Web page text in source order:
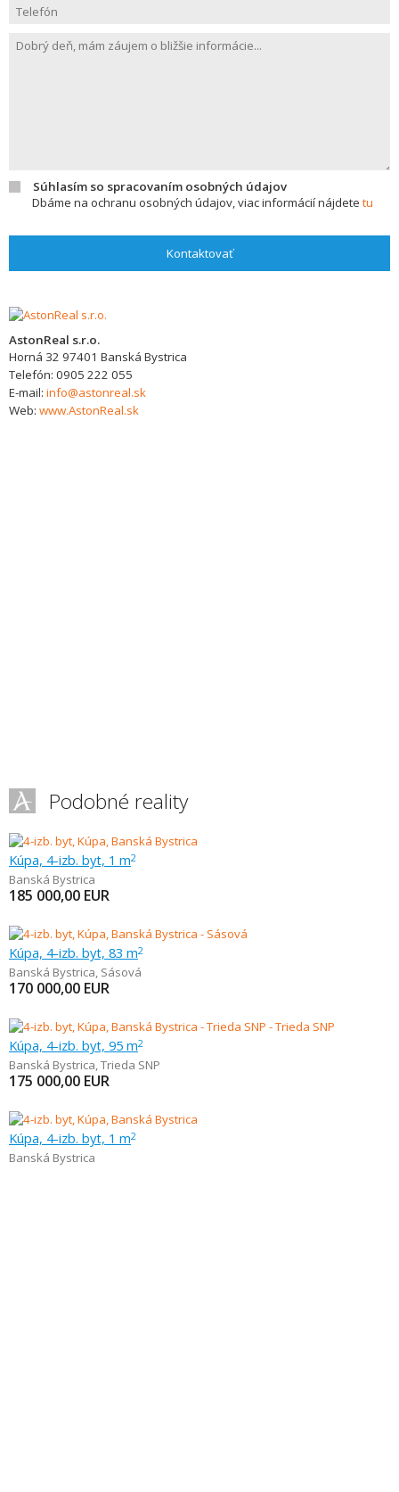
Súhlasím so spracovaním osobných údajov
Dbáme na ochranu osobných údajov, viac informácií nájdete tu
Kontaktovať
AstonReal s.r.o.
Horná 32 97401 Banská Bystrica
Telefón: 0905 222 055
E-mail: info@astonreal.sk
Web: www.AstonReal.sk
Podobné reality
Kúpa, 4-izb. byt, 1 m2
Banská Bystrica
185 000,00 EUR
Kúpa, 4-izb. byt, 83 m2
Banská Bystrica, Sásová
170 000,00 EUR
Kúpa, 4-izb. byt, 95 m2
Banská Bystrica,Trieda SNP
175 000,00 EUR
Kúpa, 4-izb. byt, 1 m2
Banská Bystrica